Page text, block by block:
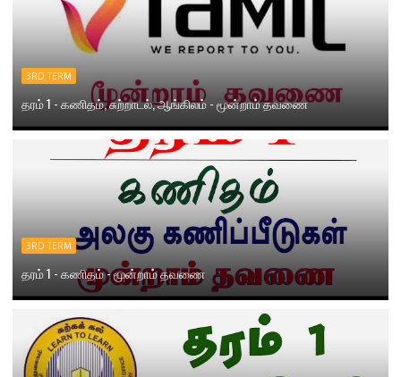
3RD TERM
தரம் 1 - கணிதம், சுற்றாடல், ஆங்கிலம் - மூன்றாம் தவணை
3RD TERM
தரம் 1 - கணிதம் - மூன்றாம் தவணை